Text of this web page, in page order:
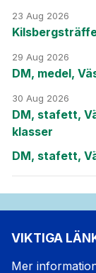
23 Aug 2026
29 Aug 2026
DM, medel,
30 Aug 2026
DM, stafett,
klasser
DM, stafett,
VIKTIGA
Mer